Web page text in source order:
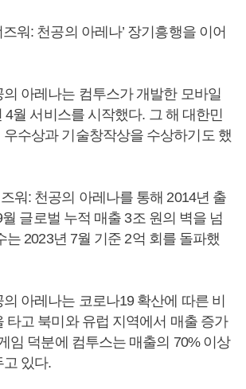
워: 천공의 아레나’ 장기흥행을 이어
아레나는 컴투스가 개발한 모바일
4월 서비스를 시작했다. 그 해 대한민
수상과 기술창작상을 수상하기도 했
워: 천공의 아레나를 통해 2014년 출
글로벌 누적 매출 3조 원의 벽을 넘
는 2023년 7월 기준 2억 회를 돌파했
아레나는 코로나19 확산에 따른 비
타고 북미와 유럽 지역에서 매출 증가
임 덕분에 컴투스는 매출의 70% 이상
있다.